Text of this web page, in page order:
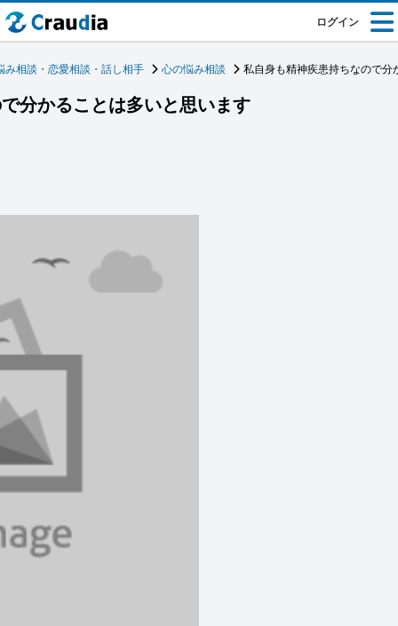
ログイン
み相談・恋愛相談・話し相手 心の悩み相談 私自身も精神疾患持ちなので分
分かることは多いと思います